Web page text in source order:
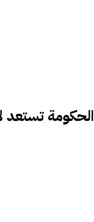
الحكومة تستعد